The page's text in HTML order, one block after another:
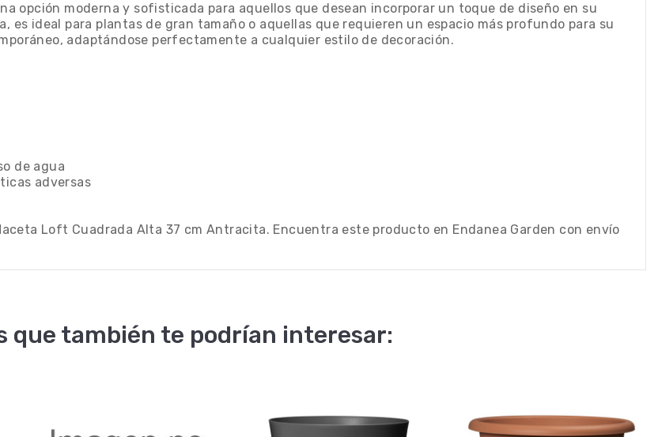
opción moderna y sofisticada para aquellos que desean incorporar un toque de diseño en su
ideal para plantas de gran tamaño o aquellas que requieren un espacio más profundo para su
adaptándose perfectamente a cualquier estilo de decoración.
de agua
adversas
Loft Cuadrada Alta 37 cm Antracita. Encuentra este producto en Endanea Garden con envío
que también te podrían interesar: